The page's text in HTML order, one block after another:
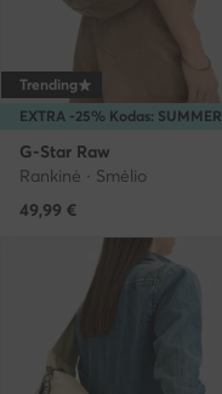
EXTRA -25% Kodas: SUMMER
Trending
G-Star Raw
Rankinė · Smėlio
49,99 €